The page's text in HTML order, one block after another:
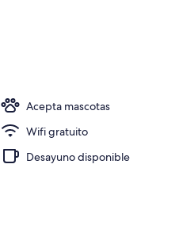
Bañera de hidromasaje privada
Acepta mascotas
Wifi gratuito
Desayuno disponible